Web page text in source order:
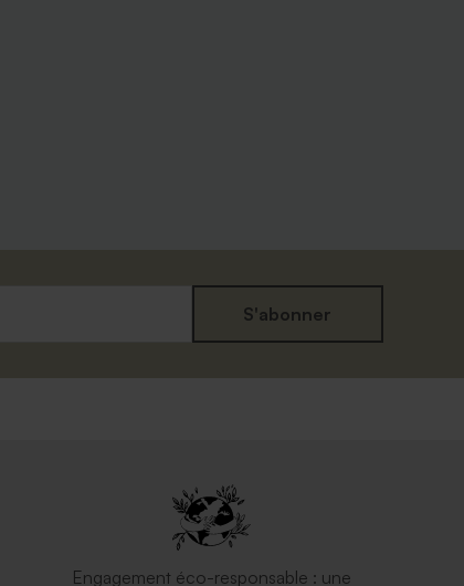
Enveloppe rectangle rose nude
S'abonner
Engagement éco-responsable : une